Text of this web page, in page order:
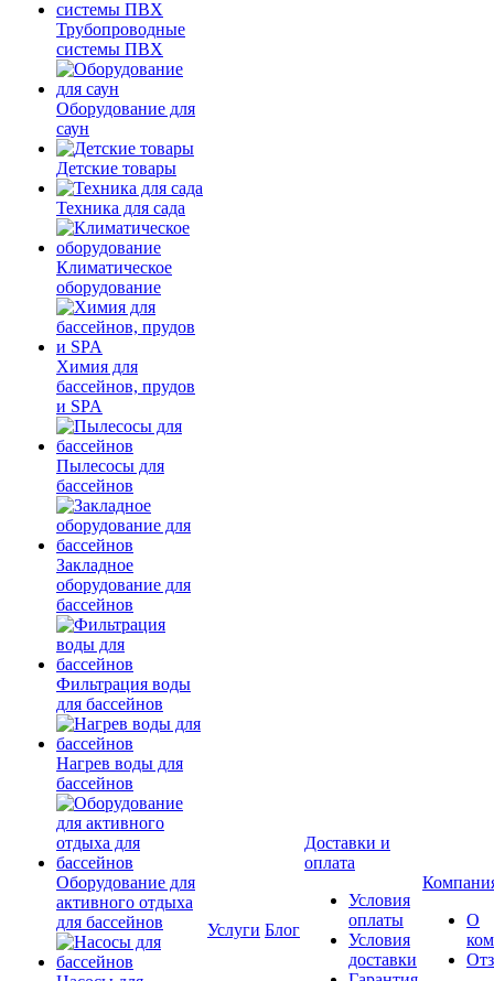
Трубопроводные
системы ПВХ
Оборудование для
саун
Детские товары
Техника для сада
Климатическое
оборудование
Химия для
бассейнов, прудов
и SPA
Пылесосы для
бассейнов
Закладное
оборудование для
бассейнов
Фильтрация воды
для бассейнов
Нагрев воды для
бассейнов
Оборудование для
активного отдыха
для бассейнов
Услуги Блог
Доставки и
оплата
Условия
оплаты
Условия
доставки
О